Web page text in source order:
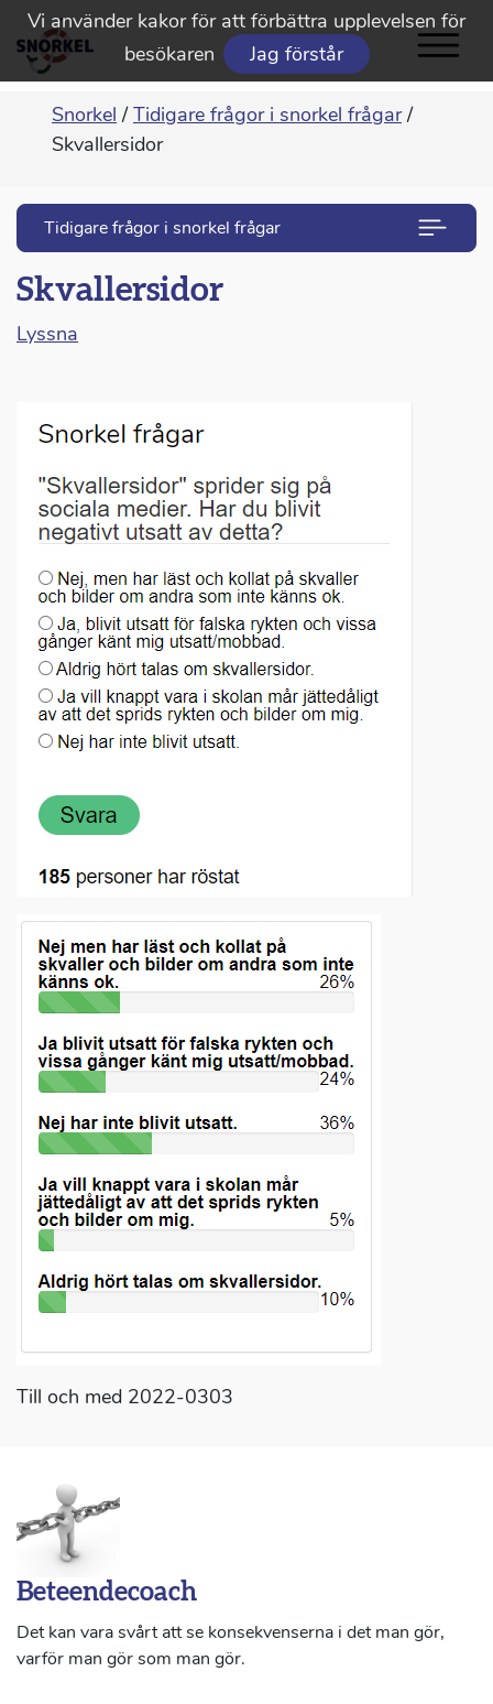
Vi använder kakor för att förbättra upplevelsen för
besökaren
Jag förstår
Snorkel / Tidigare frågor i snorkel frågar /
Skvallersidor
Tidigare frågor i snorkel frågar
Skvallersidor
Lyssna
Till och med 2022-0303
Beteendecoach
Det kan vara svårt att se konsekvenserna i det man gör,
varför man gör som man gör.